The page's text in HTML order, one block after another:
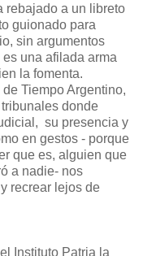
rebajado a un libreto
guionado para
sin argumentos
una afilada arma
la fomenta.
Tiempo Argentino,
donde
su presencia y
en gestos - porque
que es, alguien que
a nadie- nos
recrear lejos de
Instituto Patria la